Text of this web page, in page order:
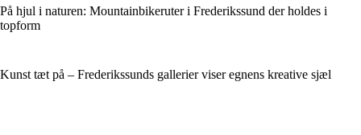
På hjul i naturen: Mountainbikeruter i Frederikssund der holdes i
topform
Kunst tæt på – Frederikssunds gallerier viser egnens kreative sjæl